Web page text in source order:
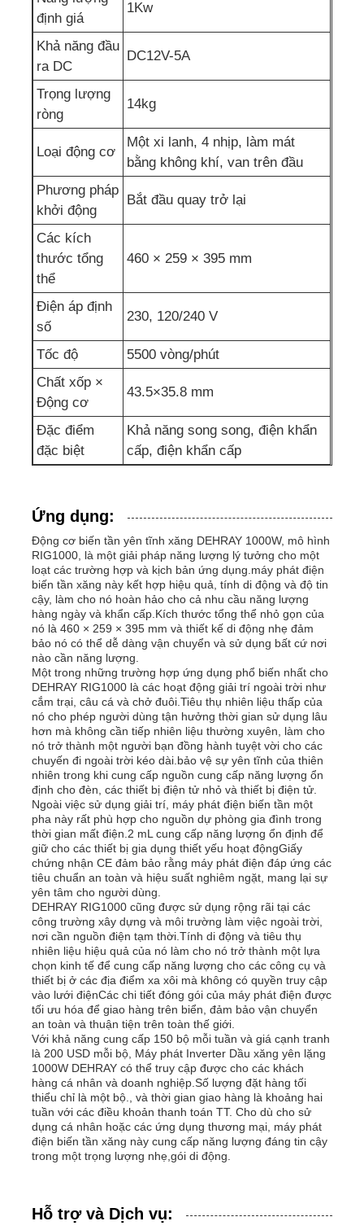
bơm nước thải
định giá
1Kw
Khả năng đầu
ra DC
DC12V-5A
Trọng lượng
ròng
14kg
Loại động cơ
Một xi lanh, 4 nhịp, làm mát
bằng không khí, van trên đầu
Phương pháp
khởi động
Bắt đầu quay trở lại
Các kích
thước tổng
thể
460 × 259 × 395 mm
Điện áp định
số
230, 120/240 V
Tốc độ
5500 vòng/phút
Chất xốp ×
Động cơ
43.5×35.8 mm
Đặc điểm
đặc biệt
Khả năng song song, điện khẩn
cấp, điện khẩn cấp
Ứng dụng:
Động cơ biến tần yên tĩnh xăng DEHRAY 1000W, mô hình
RIG1000, là một giải pháp năng lượng lý tưởng cho một
loạt các trường hợp và kịch bản ứng dụng.máy phát điện
biến tần xăng này kết hợp hiệu quả, tính di động và độ tin
cậy, làm cho nó hoàn hảo cho cả nhu cầu năng lượng
hàng ngày và khẩn cấp.Kích thước tổng thể nhỏ gọn của
nó là 460 × 259 × 395 mm và thiết kế di động nhẹ đảm
bảo nó có thể dễ dàng vận chuyển và sử dụng bất cứ nơi
nào cần năng lượng.
Một trong những trường hợp ứng dụng phổ biến nhất cho
DEHRAY RIG1000 là các hoạt động giải trí ngoài trời như
cắm trại, câu cá và chở đuôi.Tiêu thụ nhiên liệu thấp của
nó cho phép người dùng tận hưởng thời gian sử dụng lâu
hơn mà không cần tiếp nhiên liệu thường xuyên, làm cho
nó trở thành một người bạn đồng hành tuyệt vời cho các
chuyến đi ngoài trời kéo dài.bảo vệ sự yên tĩnh của thiên
nhiên trong khi cung cấp nguồn cung cấp năng lượng ổn
định cho đèn, các thiết bị điện tử nhỏ và thiết bị điện tử.
Ngoài việc sử dụng giải trí, máy phát điện biến tần một
pha này rất phù hợp cho nguồn dự phòng gia đình trong
thời gian mất điện.2 mL cung cấp năng lượng ổn định để
giữ cho các thiết bị gia dụng thiết yếu hoạt độngGiấy
chứng nhận CE đảm bảo rằng máy phát điện đáp ứng các
tiêu chuẩn an toàn và hiệu suất nghiêm ngặt, mang lại sự
yên tâm cho người dùng.
DEHRAY RIG1000 cũng được sử dụng rộng rãi tại các
công trường xây dựng và môi trường làm việc ngoài trời,
nơi cần nguồn điện tạm thời.Tính di động và tiêu thụ
nhiên liệu hiệu quả của nó làm cho nó trở thành một lựa
chọn kinh tế để cung cấp năng lượng cho các công cụ và
thiết bị ở các địa điểm xa xôi mà không có quyền truy cập
vào lưới điệnCác chi tiết đóng gói của máy phát điện được
tối ưu hóa để giao hàng trên biển, đảm bảo vận chuyển
an toàn và thuận tiện trên toàn thế giới.
Với khả năng cung cấp 150 bộ mỗi tuần và giá cạnh tranh
là 200 USD mỗi bộ, Máy phát Inverter Dầu xăng yên lặng
1000W DEHRAY có thể truy cập được cho các khách
hàng cá nhân và doanh nghiệp.Số lượng đặt hàng tối
thiểu chỉ là một bộ., và thời gian giao hàng là khoảng hai
tuần với các điều khoản thanh toán TT. Cho dù cho sử
dụng cá nhân hoặc các ứng dụng thương mại, máy phát
điện biến tần xăng này cung cấp năng lượng đáng tin cậy
trong một trọng lượng nhẹ,gói di động.
Hỗ trợ và Dịch vụ: